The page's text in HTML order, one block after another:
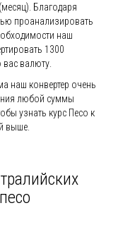
Благодаря
проанализировать
наш
1300
валюту.
наш конвертер очень
любой суммы
узнать курс Песо к
выше.